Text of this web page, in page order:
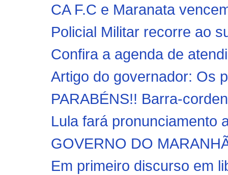
CA F.C e Maranata
Policial Militar recorre ao
Confira a agenda de
Artigo do governador: Os
PARABÉNS!! Barra-
Lula fará pronunciamento
GOVERNO DO
Em primeiro discurso em